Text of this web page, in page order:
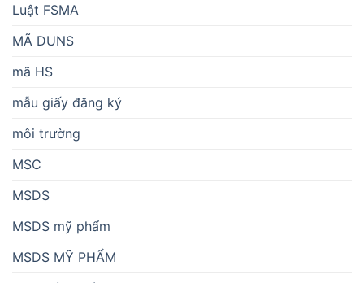
Luật FSMA
MÃ DUNS
mã HS
mẫu giấy đăng ký
môi trường
MSC
MSDS
MSDS mỹ phẩm
MSDS MỸ PHẨM